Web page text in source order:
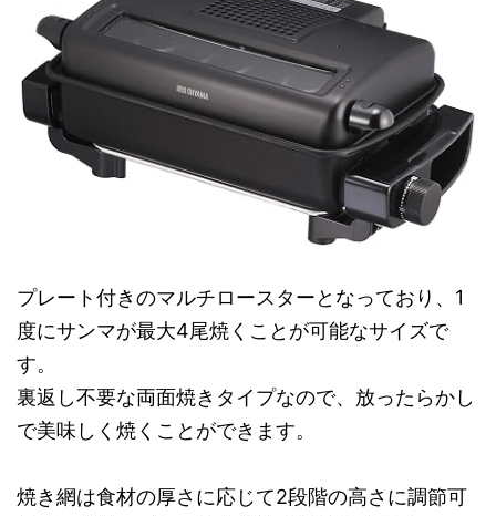
プレート付きのマルチロースターとなっており、1
度にサンマが最大4尾焼くことが可能なサイズで
す。
裏返し不要な両面焼きタイプなので、放ったらかし
で美味しく焼くことができます。
焼き網は食材の厚さに応じて2段階の高さに調節可